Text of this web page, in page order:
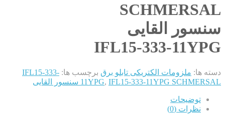
SCHMERSAL
سنسور القایی
IFL15-333-11YPG
دسته ها: ملزومات الکتریکی تابلو برق برچسب ها: IFL15-333-
11YPG, IFL15-333-11YPG SCHMERSAL سنسور القایی
توضیحات
نظرات (0)